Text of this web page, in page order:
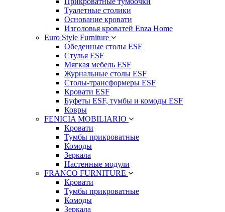
Туалетные столики
Основание кровати
Изголовья кроватей Enza Home
Euro Style Furniture
Обеденные столы ESF
Стулья ESF
Мягкая мебель ESF
Журнальные столы ESF
Столы-трансформеры ESF
Кровати ESF
Буфеты ESF, тумбы и комоды ESF
Ковры
FENICIA MOBILIARIO
Кровати
Тумбы прикроватные
Комоды
Зеркала
Настенные модули
FRANCO FURNITURE
Кровати
Тумбы прикроватные
Комоды
Зеркала